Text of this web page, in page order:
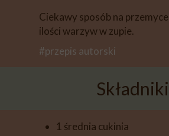
Ciekawy sposób na
ilości warzyw w zupie.
#przepis autorski
Składniki
1 średnia cukinia